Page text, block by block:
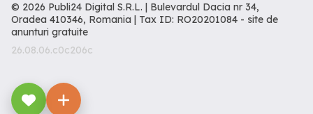
© 2026 Publi24 Digital S.R.L. | Bulevardul Dacia nr 34,
Oradea 410346, Romania | Tax ID: RO20201084 - site de
anunturi gratuite
26.08.06.c0c206c